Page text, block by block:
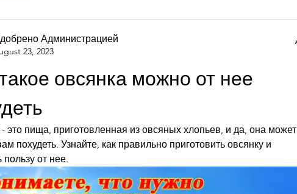
Администрацией
23, 2023
овсянка можно от нее
это пища, приготовленная из овсяных хлопьев, и да, она может
похудеть. Узнайте, как правильно приготовить овсянку и
пользу от нее.